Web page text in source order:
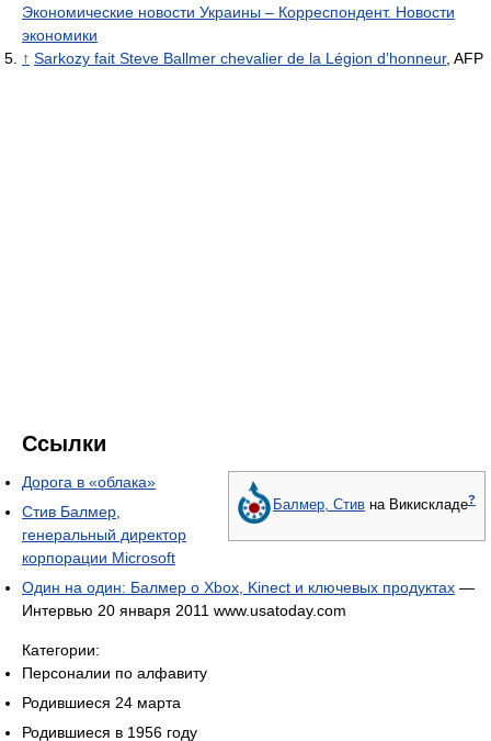
Экономические новости Украины – Корреспондент. Новости
экономики
↑ Sarkozy fait Steve Ballmer chevalier de la Légion d’honneur, AFP
Ссылки
Балмер, Стив на Викискладе?
Дорога в «облака»
Стив Балмер,
генеральный директор
корпорации Microsoft
Один на один: Балмер о Xbox, Kinect и ключевых продуктах —
Интервью 20 января 2011 www.usatoday.com
Категории:
Персоналии по алфавиту
Родившиеся 24 марта
Родившиеся в 1956 году